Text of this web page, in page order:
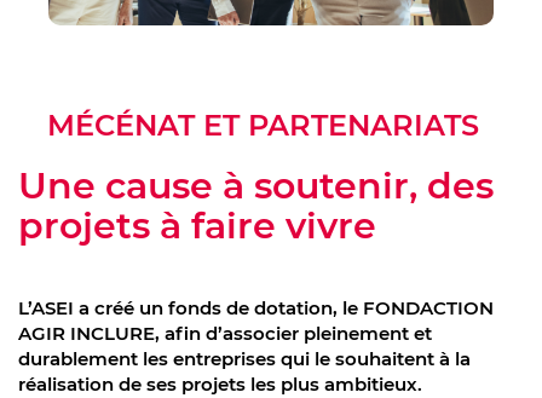
MÉCÉNAT ET PARTENARIATS
Une cause à soutenir, des
projets à faire vivre
L’ASEI a créé un fonds de dotation, le FONDACTION
AGIR INCLURE, afin d’associer pleinement et
durablement les entreprises qui le souhaitent à la
réalisation de ses projets les plus ambitieux.